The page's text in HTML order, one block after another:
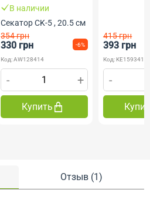
Отзыв (1)
В наличии
Секатор CK-5 , 20.5 см
354 грн
330 грн -6%
Код: AW128414
- +
Купить
415 грн
393 грн
Код: KE159341
-